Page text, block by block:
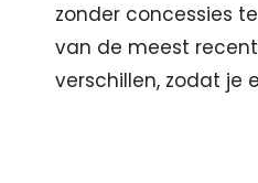
zonder concessies
van de meest
verschillen, zodat je